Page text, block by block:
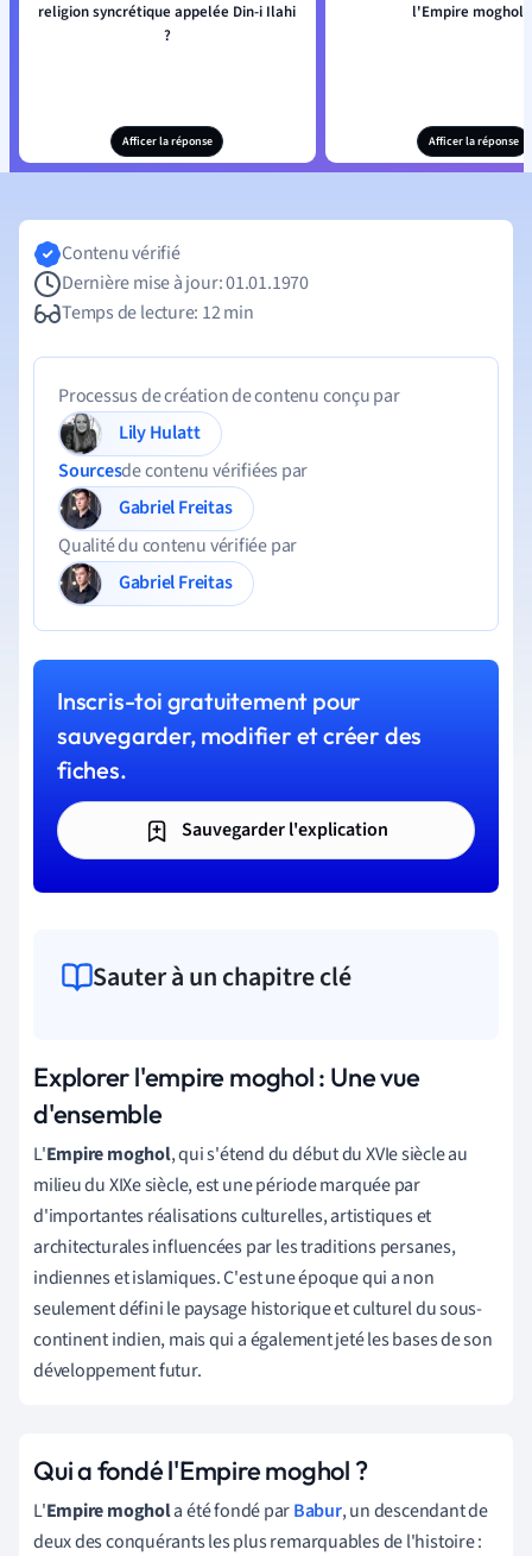
religion syncrétique appelée Din-i Ilahi
?
Afficer la réponse
l'Empire moghol
Afficer la réponse
Contenu vérifié
Dernière mise à jour: 01.01.1970
Temps de lecture: 12 min
Processus de création de contenu conçu par
Lily Hulatt
Sourcesde contenu vérifiées par
Gabriel Freitas
Qualité du contenu vérifiée par
Gabriel Freitas
Inscris-toi gratuitement pour
sauvegarder, modifier et créer des
fiches.
Sauvegarder l'explication
Sauter à un chapitre clé
Explorer l'empire moghol : Une vue
d'ensemble
L'Empire moghol, qui s'étend du début du XVIe siècle au
milieu du XIXe siècle, est une période marquée par
d'importantes réalisations culturelles, artistiques et
architecturales influencées par les traditions persanes,
indiennes et islamiques. C'est une époque qui a non
seulement défini le paysage historique et culturel du sous-
continent indien, mais qui a également jeté les bases de son
développement futur.
Qui a fondé l'Empire moghol ?
L'Empire moghola été fondé parBabur, un descendant de
deux des conquérants les plus remarquables de l'histoire :